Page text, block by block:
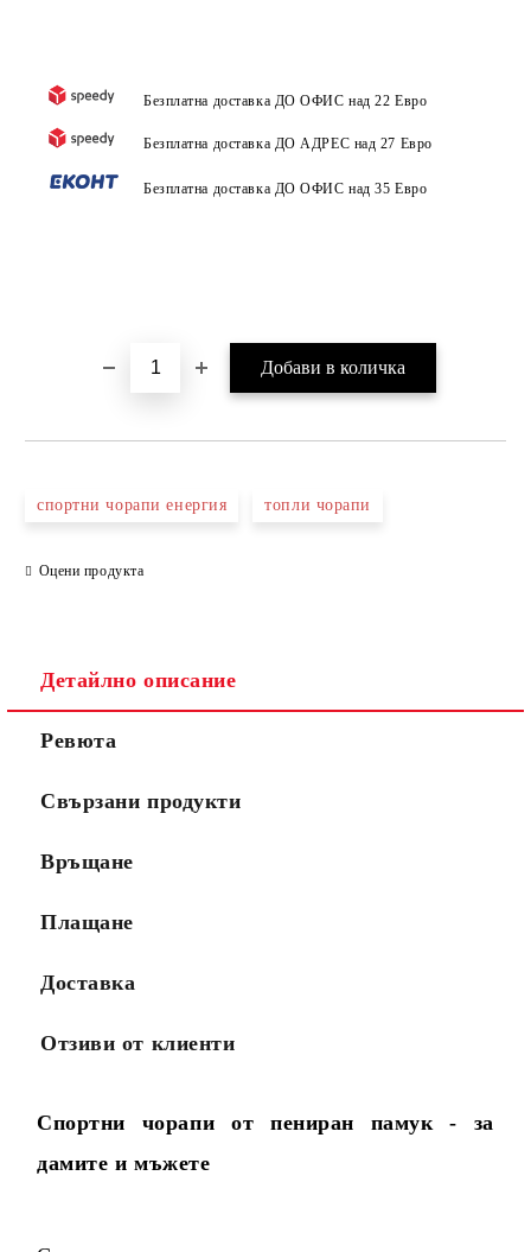
Безплатна доставка ДО ОФИС над 22 Евро
Безплатна доставка ДО АДРЕС над 27 Евро
Безплатна доставка ДО ОФИС над 35 Евро
спортни чорапи енергия топли чорапи
Оцени продукта
Детайлно описание
Ревюта
Свързани продукти
Връщане
Плащане
Доставка
Отзиви от клиенти
Спортни чорапи от пениран памук - за
дамите и мъжете